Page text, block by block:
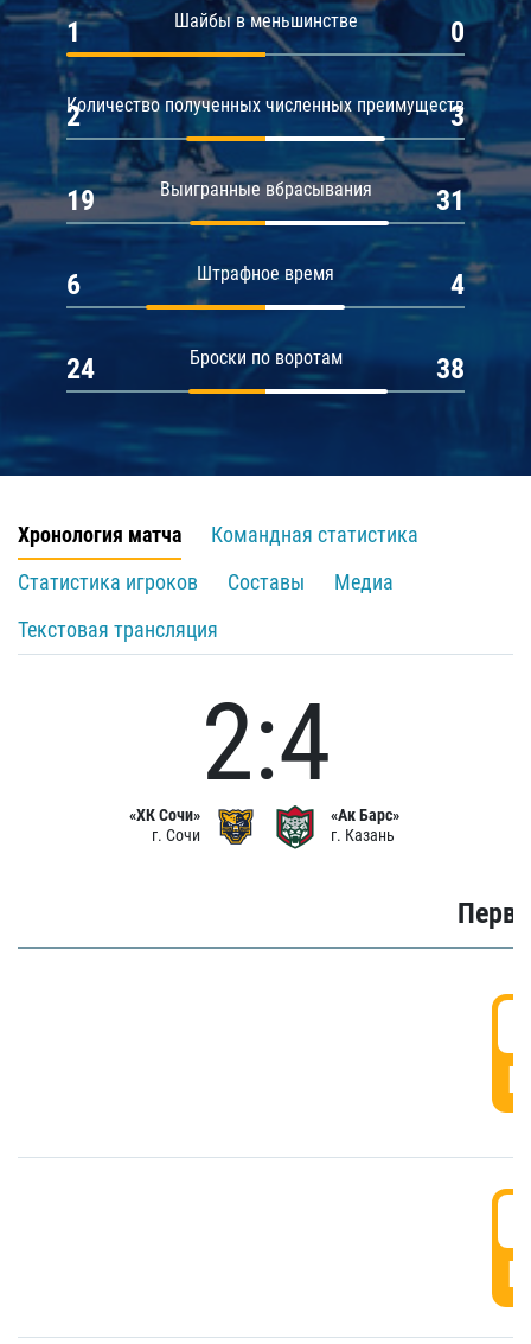
Шайбы в меньшинстве
1 0
Количество полученных численных преимуществ
2 3
Выигранные вбрасывания
19 31
Штрафное время
6 4
Броски по воротам
24 38
Хронология матча
Командная статистика
Статистика игроков
Составы
Медиа
Текстовая трансляция
«ХК Сочи»
г. Сочи
2:4
«Ак Барс»
г. Казань